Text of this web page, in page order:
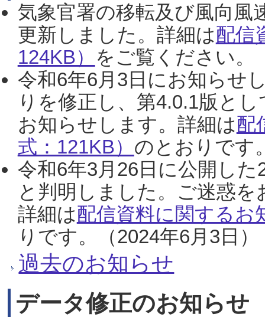
気象官署の移転及び風向風
更新しました。詳細は配信
124KB） をご覧ください。
令和6年6月3日にお知らせ
りを修正し、第4.0.1版と
お知らせします。詳細は配
式：121KB） のとおりです
令和6年3月26日に公開し
と判明しました。ご迷惑
詳細は配信資料に関するお
りです。（2024年6月3日）
過去のお知らせ
データ修正のお知らせ